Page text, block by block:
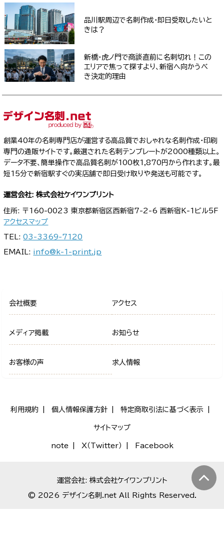
品川駅周辺で名刺作成・即日受取したいと
きは？
新橋・虎ノ門で商談直前に名刺切れ！この
エリアで焦って探すより、新宿へ向かうべ
き決定的理由
創業40年の名刺専門店が運営する高品質でおしゃれな名刺作成・印刷
専門の通販サイトです。厳選された名刺テンプレートが2000種類以上。
データ不要、簡単操作で高品質名刺が100枚1,870円から作れます。最
短15分で新宿駅すぐの実店舗で即日受け取りや発送も可能です。
運営会社: 株式会社ケイワンプリント
住所: 〒160-0023 東京都新宿区西新宿7-2-6 西新宿K-1ビル5F
アクセスマップ
TEL:03-3369-7120
EMAIL: info@k-1-print.jp
会社概要 アクセス
メディア掲載 お知らせ
お客様の声 求人情報
利用規約 個人情報保護方針 特定商取引法に基づく表示
サイトマップ
note X（Twitter） Facebook
運営会社: 株式会社ケイワンプリント
© 2026 デザイン名刺.net All Rights Reserved.